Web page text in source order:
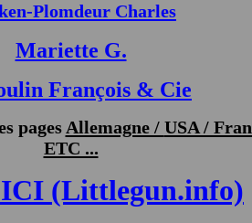
Plomdeur Charles
Mariette G.
François & Cie
pages Allemagne / USA /
ETC ...
(Littlegun.info)